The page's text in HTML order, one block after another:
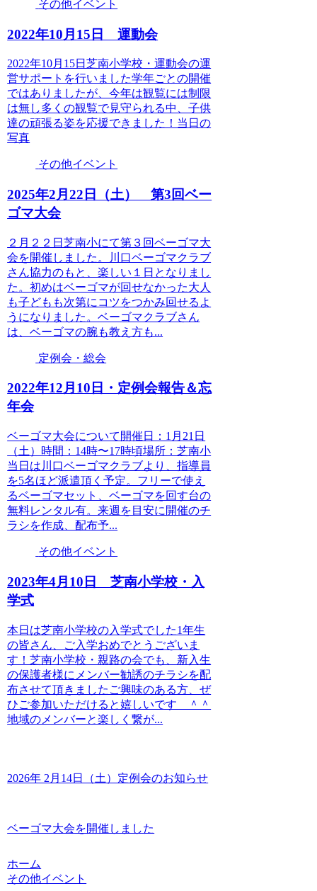
その他イベント
2022年10月15日 運動会
2022年10月15日芝南小学校・運動会の運
営サポートを行いました学年ごとの開催
ではありましたが、今年は観覧には制限
は無し多くの観覧で見守られる中、子供
達の頑張る姿を応援できました！当日の
写真
その他イベント
2025年2月22日（土） 第3回ベー
ゴマ大会
２月２２日芝南小にて第３回ベーゴマ大
会を開催しました。川口ベーゴマクラブ
さん協力のもと、楽しい１日となりまし
た。初めはベーゴマが回せなかった大人
も子どもも次第にコツをつかみ回せるよ
うになりました。ベーゴマクラブさん
は、ベーゴマの腕も教え方も...
定例会・総会
2022年12月10日・定例会報告＆忘
年会
ベーゴマ大会について開催日：1月21日
（土）時間：14時〜17時頃場所：芝南小
当日は川口ベーゴマクラブより、指導員
を5名ほど派遣頂く予定。フリーで使え
るベーゴマセット、ベーゴマを回す台の
無料レンタル有。来週を目安に開催のチ
ラシを作成、配布予...
その他イベント
2023年4月10日 芝南小学校・入
学式
本日は芝南小学校の入学式でした1年生
の皆さん、ご入学おめでとうございま
す！芝南小学校・親路の会でも、新入生
の保護者様にメンバー勧誘のチラシを配
布させて頂きましたご興味のある方、ぜ
ひご参加いただけると嬉しいです ＾＾
地域のメンバーと楽しく繋が...
2026年 2月14日（土）定例会のお知らせ
ベーゴマ大会を開催しました
ホーム
その他イベント